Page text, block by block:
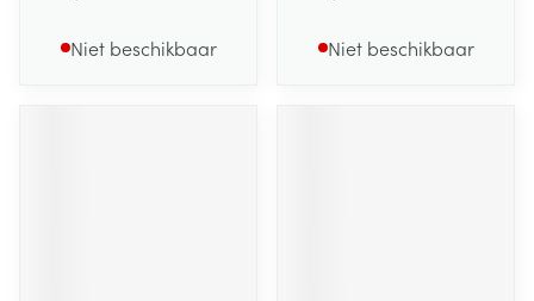
Niet beschikbaar Niet beschikbaar